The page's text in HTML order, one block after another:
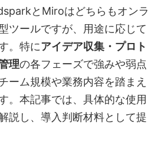
とMiroはどちらもオンラ
ツールですが、用途に応じて
。特にアイデア収集・プロト
理の各フェーズで強みや弱点
ーム規模や業務内容を踏まえ
。本記事では、具体的な使用
説し、導入判断材料として提